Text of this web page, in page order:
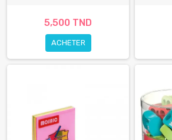
5,500 TND
ACHETER